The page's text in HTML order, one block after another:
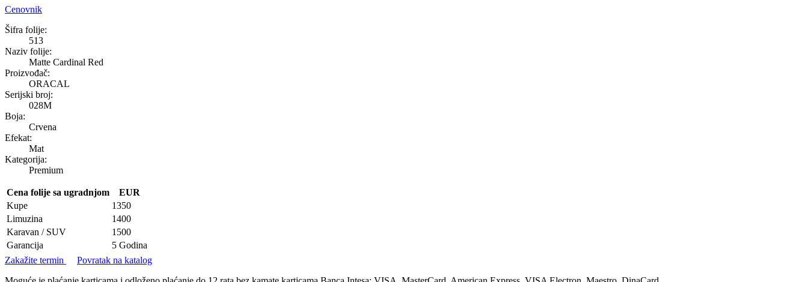
Cenovnik
Matte Cardinal Red
Šifra folije:
513
Naziv folije:
Matte Cardinal Red
Proizvođač:
ORACAL
Serijski broj:
028M
Boja:
Crvena
Efekat:
Mat
Kategorija:
Premium
Cena folije sa ugradnjom
EUR
Kupe
1350
Limuzina
1400
Karavan / SUV
1500
Garancija
5 Godina
Zakažite termin
Povratak na katalog